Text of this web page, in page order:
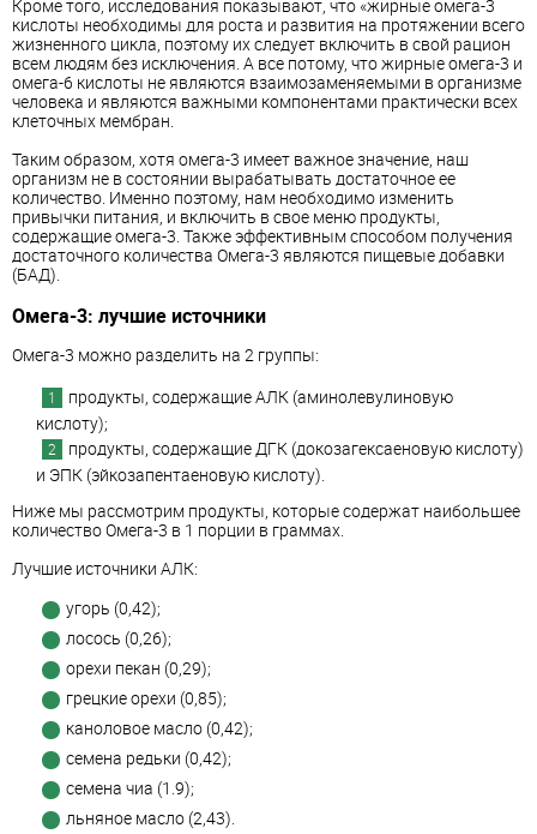
Кроме того, исследования показывают, что «жирные омега-3
кислоты необходимы для роста и развития на протяжении всего
жизненного цикла, поэтому их следует включить в свой рацион
всем людям без исключения. А все потому, что жирные омега-3 и
омега-6 кислоты не являются взаимозаменяемыми в организме
человека и являются важными компонентами практически всех
клеточных мембран.
Таким образом, хотя омега-3 имеет важное значение, наш
организм не в состоянии вырабатывать достаточное ее
количество. Именно поэтому, нам необходимо изменить
привычки питания, и включить в свое меню продукты,
содержащие омега-3. Также эффективным способом получения
достаточного количества Омега-3 являются пищевые добавки
(БАД).
Омега-3: лучшие источники
Омега-3 можно разделить на 2 группы:
продукты, содержащие АЛК (аминолевулиновую
кислоту);
продукты, содержащие ДГК (докозагексаеновую кислоту)
и ЭПК (эйкозапентаеновую кислоту).
Ниже мы рассмотрим продукты, которые содержат наибольшее
количество Омега-3 в 1 порции в граммах.
Лучшие источники АЛК:
угорь (0,42);
лосось (0,26);
орехи пекан (0,29);
грецкие орехи (0,85);
каноловое масло (0,42);
семена редьки (0,42);
семена чиа (1.9);
льняное масло (2,43).